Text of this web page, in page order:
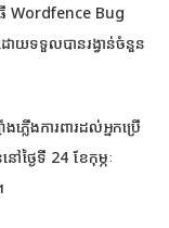
Wordfence Bug
ោយទទួលបានរង្វាន់ចំនួន
លើងការពារដល់អ្នកប្រើ
ងៃទី 24 ខែកុម្ភៈ